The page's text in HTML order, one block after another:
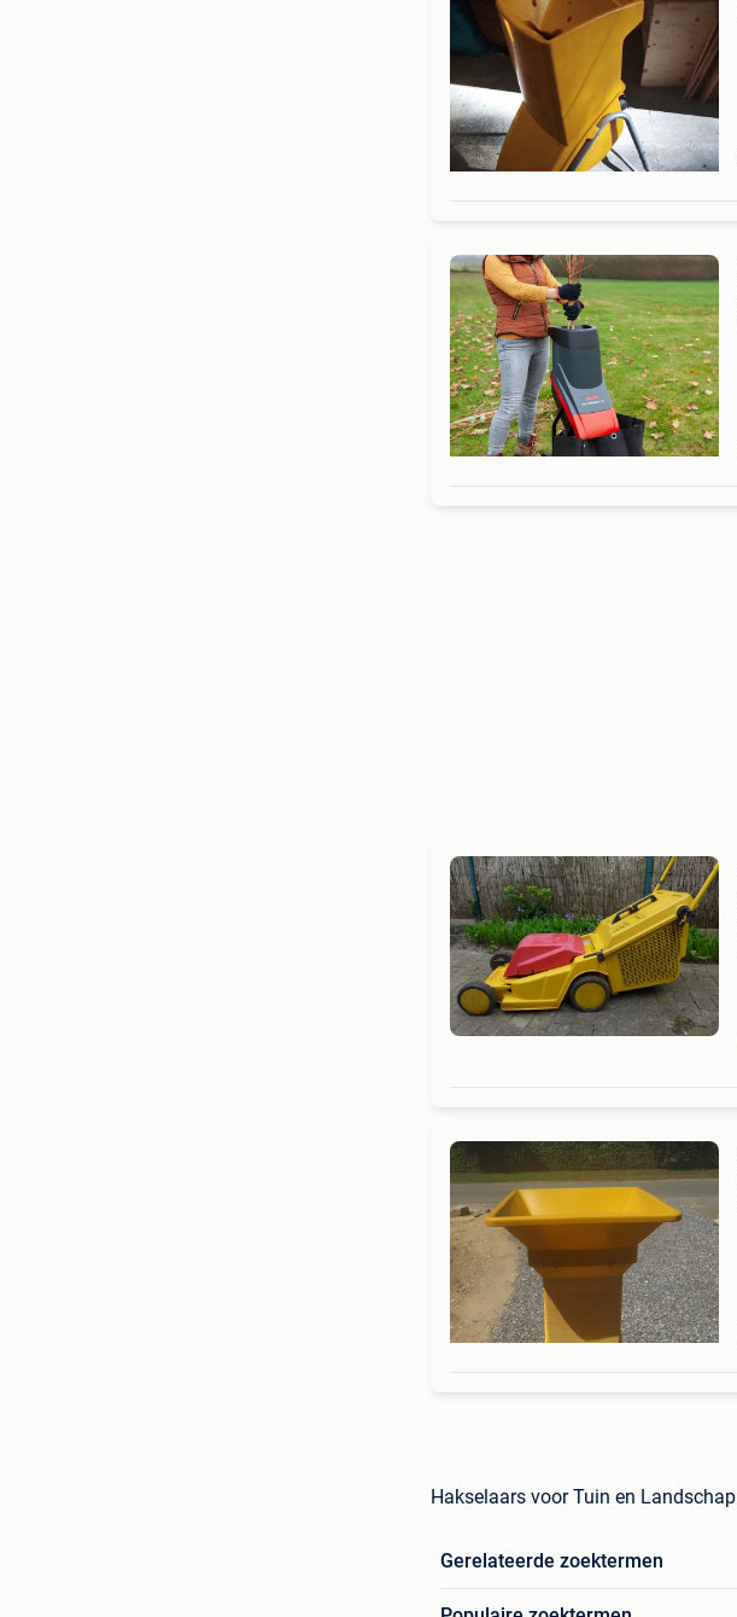
Hakselaars voor Tuin en Landschap
Gerelateerde zoektermen